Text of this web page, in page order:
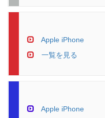
Apple iPhone
一覧を見る
Apple iPhone